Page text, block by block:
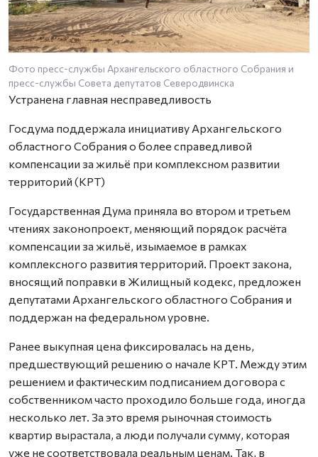
Фото пресс-службы Архангельского областного Собрания и
пресс-службы Совета депутатов Северодвинска
Устранена главная несправедливость
Госдума поддержала инициативу Архангельского
областного Собрания о более справедливой
компенсации за жильё при комплексном развитии
территорий (КРТ)
Государственная Дума приняла во втором и третьем
чтениях законопроект, меняющий порядок расчёта
компенсации за жильё, изымаемое в рамках
комплексного развития территорий. Проект закона,
вносящий поправки в Жилищный кодекс, предложен
депутатами Архангельского областного Собрания и
поддержан на федеральном уровне.
Ранее выкупная цена фиксировалась на день,
предшествующий решению о начале КРТ. Между этим
решением и фактическим подписанием договора с
собственником часто проходило больше года, иногда
несколько лет. За это время рыночная стоимость
квартир вырастала, а люди получали сумму, которая
уже не соответствовала реальным ценам. Так, в